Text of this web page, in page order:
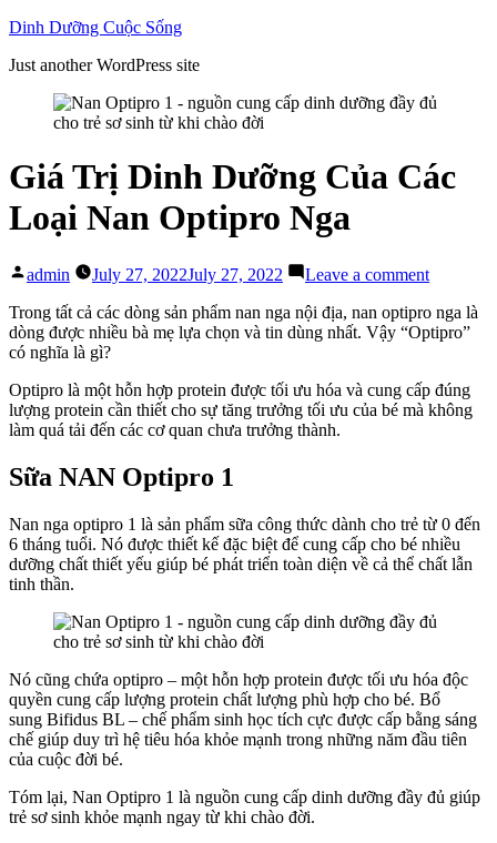
Skip
content
Dinh Dưỡng Cuộc Sống
Just another WordPress site
Giá Trị Dinh Dưỡng Của Các
Loại Nan Optipro Nga
Posted
admin July 27, 2022July 27, 2022 Leave a commenton
Trị
Dinh
Các
Loại
Trong tất cả các dòng sản phẩm nan nga nội địa, nan optipro nga là
dòng được nhiều bà mẹ lựa chọn và tin dùng nhất. Vậy “Optipro”
có nghĩa là gì?
Optipro là một hỗn hợp protein được tối ưu hóa và cung cấp đúng
lượng protein cần thiết cho sự tăng trưởng tối ưu của bé mà không
làm quá tải đến các cơ quan chưa trưởng thành.
Sữa NAN Optipro 1
Nan nga optipro 1 là sản phẩm sữa công thức dành cho trẻ từ 0 đến
6 tháng tuổi. Nó được thiết kế đặc biệt để cung cấp cho bé nhiều
dưỡng chất thiết yếu giúp bé phát triển toàn diện về cả thể chất lẫn
tinh thần.
Nó cũng chứa optipro – một hỗn hợp protein được tối ưu hóa độc
quyền cung cấp lượng protein chất lượng phù hợp cho bé. Bổ
sung Bifidus BL – chế phẩm sinh học tích cực được cấp bằng sáng
chế giúp duy trì hệ tiêu hóa khỏe mạnh trong những năm đầu tiên
của cuộc đời bé.
Tóm lại, Nan Optipro 1 là nguồn cung cấp dinh dưỡng đầy đủ giúp
trẻ sơ sinh khỏe mạnh ngay từ khi chào đời.